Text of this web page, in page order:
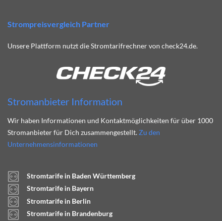
Strompreisvergleich Partner
Unsere Plattform nutzt die Stromtarifrechner von check24.de.
Stromanbieter Information
Wir haben Informationen und Kontaktmöglichkeiten für über 1000
Stromanbieter für Dich zusammengestellt. Zu den
Unternehmensinformationen
Stromtarife in Baden Württemberg
Stromtarife in Bayern
Stromtarife in Berlin
Stromtarife in Brandenburg